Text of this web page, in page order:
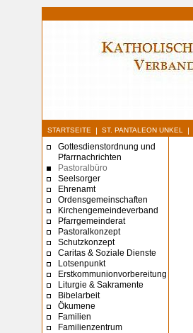
STARTSEITE | ST. PANTALEON UNKEL |
Gottesdienstordnung und
Pfarrnachrichten
Pastoralbüro
Seelsorger
Ehrenamt
Ordensgemeinschaften
Kirchengemeindeverband
Pfarrgemeinderat
Pastoralkonzept
Schutzkonzept
Caritas & Soziale Dienste
Lotsenpunkt
Erstkommunionvorbereitung
Liturgie & Sakramente
Bibelarbeit
Ökumene
Familien
Familienzentrum